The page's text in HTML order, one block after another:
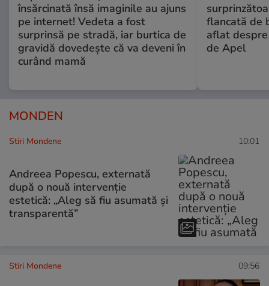
însărcinată însă imaginile au ajuns
pe internet! Vedeta a fost
surprinsă pe stradă, iar burtica de
gravidă dovedește că va deveni în
curând mamă
flancată de
aflat
de Apel
MONDEN
Stiri Mondene 10:01
Andreea Popescu, externată
după o nouă intervenție
estetică: „Aleg să fiu asumată și
transparentă”
Stiri Mondene 09:56